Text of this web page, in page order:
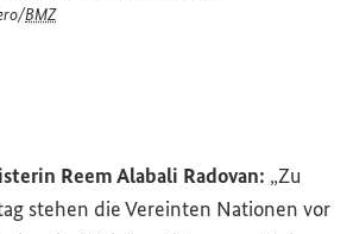
BMZ
Reem Alabali Radovan: „Zu
stehen die Vereinten Nationen vor